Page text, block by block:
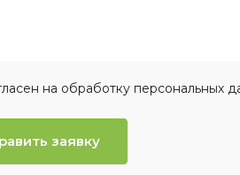
на обработку персональных
заявку